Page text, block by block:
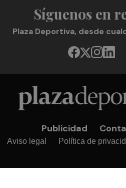
Síguenos en
Plaza Deportiva, desde
Publicidad
Aviso legal Política de